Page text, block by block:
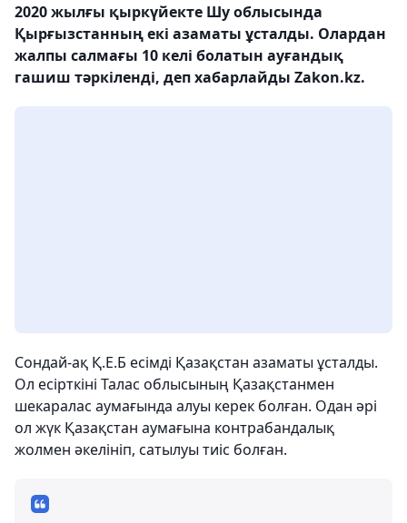
2020 жылғы қыркүйекте Шу облысында
Қырғызстанның екі азаматы ұсталды. Олардан
жалпы салмағы 10 келі болатын ауғандық
гашиш тәркіленді, деп хабарлайды Zakon.kz.
Сондай-ақ Қ.Е.Б есімді Қазақстан азаматы ұсталды.
Ол есірткіні Талас облысының Қазақстанмен
шекаралас аумағында алуы керек болған. Одан әрі
ол жүк Қазақстан аумағына контрабандалық
жолмен әкелініп, сатылуы тиіс болған.